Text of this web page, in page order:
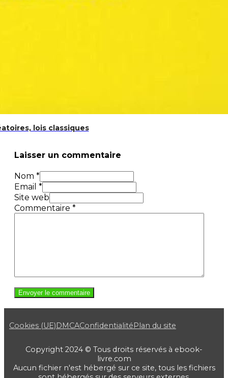
lois classiques
Laisser un commentaire
Nom *
Email *
Site web
Commentaire *
Cookies (UE)DMCAConfidentialitéPlan du site
Copyright 2024 © Tous droits réservés à ebook-
livre.com
Aucun fichier n'est hébergé sur ce site, tous les fichiers